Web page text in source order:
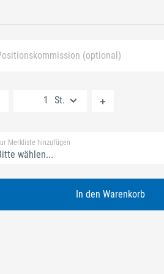
(optional)
St.
Merkliste hinzufügen
wählen...
In den Warenkorb